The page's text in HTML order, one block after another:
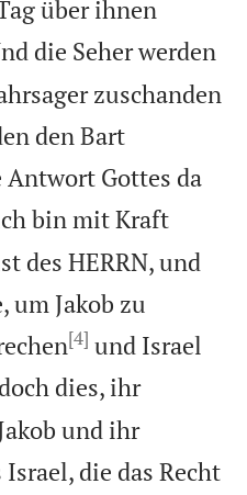
über ihnen
die Seher werden
zuschanden
den Bart
Gottes da
bin mit Kraft
des HERRN, und
um Jakob zu
[4] und Israel
dies, ihr
und ihr
die das Recht